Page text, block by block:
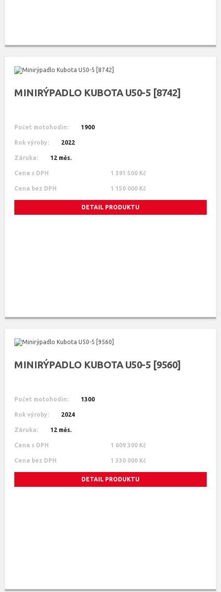
MINIRÝPADLO KUBOTA U50-5 [8742]
Počet motohodin: 1900
Rok výroby: 2022
Záruka: 12 měs.
Cena s DPH 1 391 500 Kč
Cena bez DPH 1 150 000 Kč
DETAIL PRODUKTU
MINIRÝPADLO KUBOTA U50-5 [9560]
Počet motohodin: 1300
Rok výroby: 2024
Záruka: 12 měs.
Cena s DPH 1 609 300 Kč
Cena bez DPH 1 330 000 Kč
DETAIL PRODUKTU